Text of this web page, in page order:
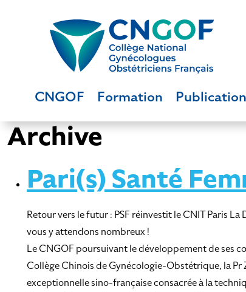
CNGOF Formation
Archive
Pari(s) Santé
Retour vers le futur : PSF réinvestit le CNIT Paris
vous y attendons nombreux !
Le CNGOF poursuivant le développement de ses
Collège Chinois de Gynécologie-Obstétrique, la Pr
exceptionnelle sino-française consacrée à la